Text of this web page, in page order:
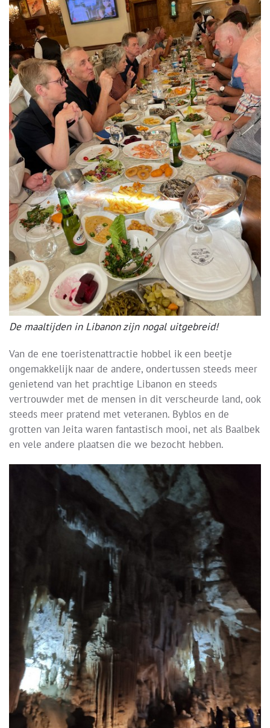
De maaltijden in Libanon zijn nogal uitgebreid!
Van de ene toeristenattractie hobbel ik een beetje
ongemakkelijk naar de andere, ondertussen steeds meer
genietend van het prachtige Libanon en steeds
vertrouwder met de mensen in dit verscheurde land, ook
steeds meer pratend met veteranen. Byblos en de
grotten van Jeita waren fantastisch mooi, net als Baalbek
en vele andere plaatsen die we bezocht hebben.